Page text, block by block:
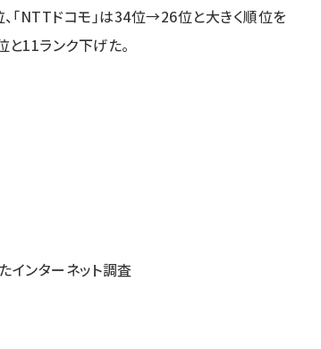
「NTTドコモ」は34位→26位と大きく順位を
11ランク下げた。
インターネット調査